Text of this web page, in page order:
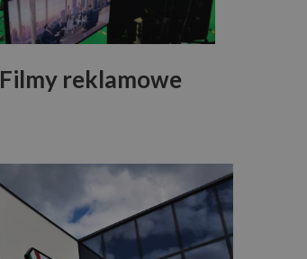
Filmy reklamowe